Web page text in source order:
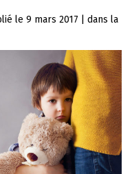
le 9 mars 2017
dans la